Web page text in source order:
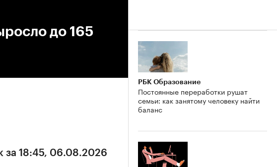
до 165
за 18:45, 06.08.2026
РБК Образование
Постоянные переработки рушат
семьи: как занятому человеку найти
баланс